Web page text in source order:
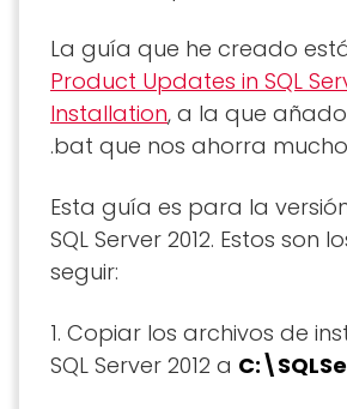
La guía que he creado
Product Updates in SQL
Installation, a la que
.bat que nos ahorra
Esta guía es para la
SQL Server 2012. Estos son
seguir:
1. Copiar los archivos de
SQL Server 2012 a